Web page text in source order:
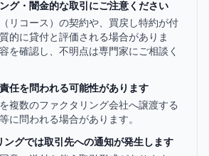
グ・闇金的な取引にご注意ください
リコース）の契約や、買戻し特約が付
的に貸付と評価される場合がありま
を確認し、不明点は専門家にご相談く
任を問われる可能性があります
複数のファクタリング会社へ譲渡する
に問われる場合があります。
ングでは取引先への通知が発生します